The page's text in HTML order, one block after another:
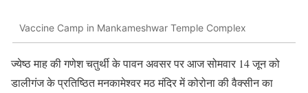
Vaccine Camp in Mankameshwar Temple Complex
ज्येष्ठ माह की गणेश चतुर्थी के पावन अवसर पर आज सोमवार 14 जून को
डालीगंज के प्रतिष्ठित मनकामेश्वर मठ मंदिर में कोरोना की वैक्सीन का